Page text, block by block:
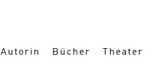
Autorin Bücher Theater